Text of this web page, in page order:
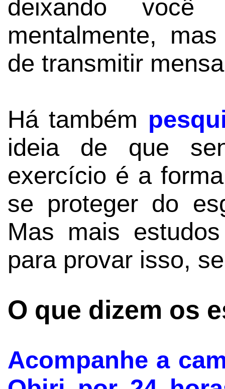
deixando você
mentalmente,
de transmitir
Há também
ideia de que
exercício é a
se proteger do
Mas mais
para provar isso,
O que dizem os
Acompanhe a